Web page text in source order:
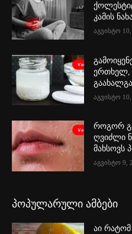
კამის
აგვისტო 10,
ერთხელ,
აგვისტო 10,
როგორ
ღვიძლი
მახსოვს
აგვისტო 9,
პოპულარული ამბები
აი